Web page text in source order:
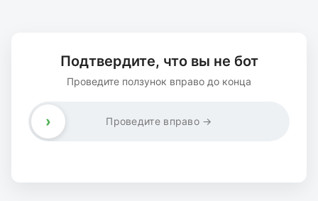
Подтвердите, что вы не бот
Проведите ползунок вправо до конца
Проведите вправо →
›